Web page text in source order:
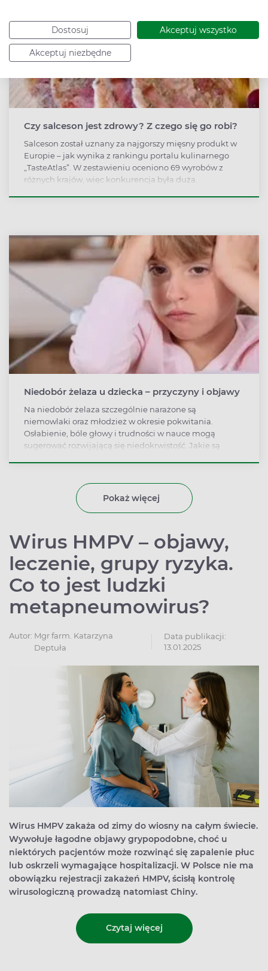
Dostosuj Akceptuj wszystko
Akceptuj niezbędne
diagnostyczne?
Czy salceson jest zdrowy? Z czego się go robi?
Salceson został uznany za najgorszy mięsny produkt w
Europie – jak wynika z rankingu portalu kulinarnego
„TasteAtlas”. W zestawieniu oceniono 69 wyrobów z
różnych krajów, więc konkurencja była duża.
Niedobór żelaza u dziecka – przyczyny i objawy
Na niedobór żelaza szczególnie narażone są
niemowlaki oraz młodzież w okresie pokwitania.
Osłabienie, bóle głowy i trudności w nauce mogą
sugerować rozwijającą się niedokrwistość. Jakie są
Pokaż więcej
Wirus HMPV – objawy,
leczenie, grupy ryzyka.
Co to jest ludzki
metapneumowirus?
Autor: Mgr farm. Katarzyna
Deptuła
Data publikacji:
13.01.2025
Wirus HMPV zakaża od zimy do wiosny na całym świecie.
Wywołuje łagodne objawy grypopodobne, choć u
niektórych pacjentów może rozwinąć się zapalenie płuc
lub oskrzeli wymagające hospitalizacji. W Polsce nie ma
obowiązku rejestracji zakażeń HMPV, ścisłą kontrolę
wirusologiczną prowadzą natomiast Chiny.
Czytaj więcej